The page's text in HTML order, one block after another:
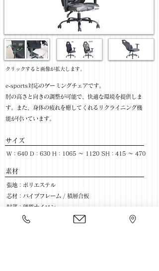
​クリックすると画像が拡大します。
e-sports対応のゲーミングチェアです。
肘の高さと向きの調整が可能で、快適な環境を提供しま
す。また、身体の疲れを癒してくれるリクライニング機
能が付いています。
サイズ
W：640 D：630 H：1065 ～ 1120 SH：415 ～ 470
​素材
張地：ポリエステル
芯材：パイプフレーム / 積層合板
肘部：硬質ナイロン
中身：ウレタンフォーム